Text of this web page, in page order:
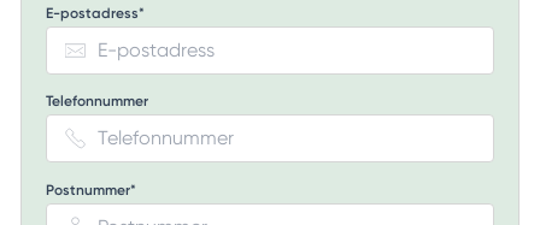
E-postadress*
Telefonnummer
Postnummer*